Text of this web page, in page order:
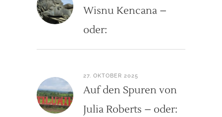
Wisnu Kencana –
oder:
27. OKTOBER 2025
Auf den Spuren von
Julia Roberts – oder: